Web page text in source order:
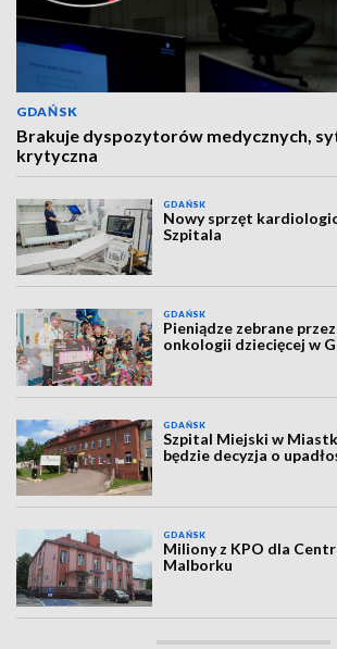
GDAŃSK
Brakuje dyspozytorów medycznych,
krytyczna
GDAŃSK
Nowy sprzęt
Szpitala
GDAŃSK
Pieniądze zebrane
onkologii dziecięcej w
GDAŃSK
Szpital Miejski w
będzie decyzja o
GDAŃSK
Miliony z KPO dla
Malborku